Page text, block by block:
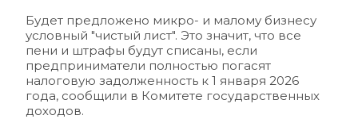
Будет предложено микро- и малому бизнесу
условный "чистый лист". Это значит, что все
пени и штрафы будут списаны, если
предприниматели полностью погасят
налоговую задолженность к 1 января 2026
года, сообщили в Комитете государственных
доходов.